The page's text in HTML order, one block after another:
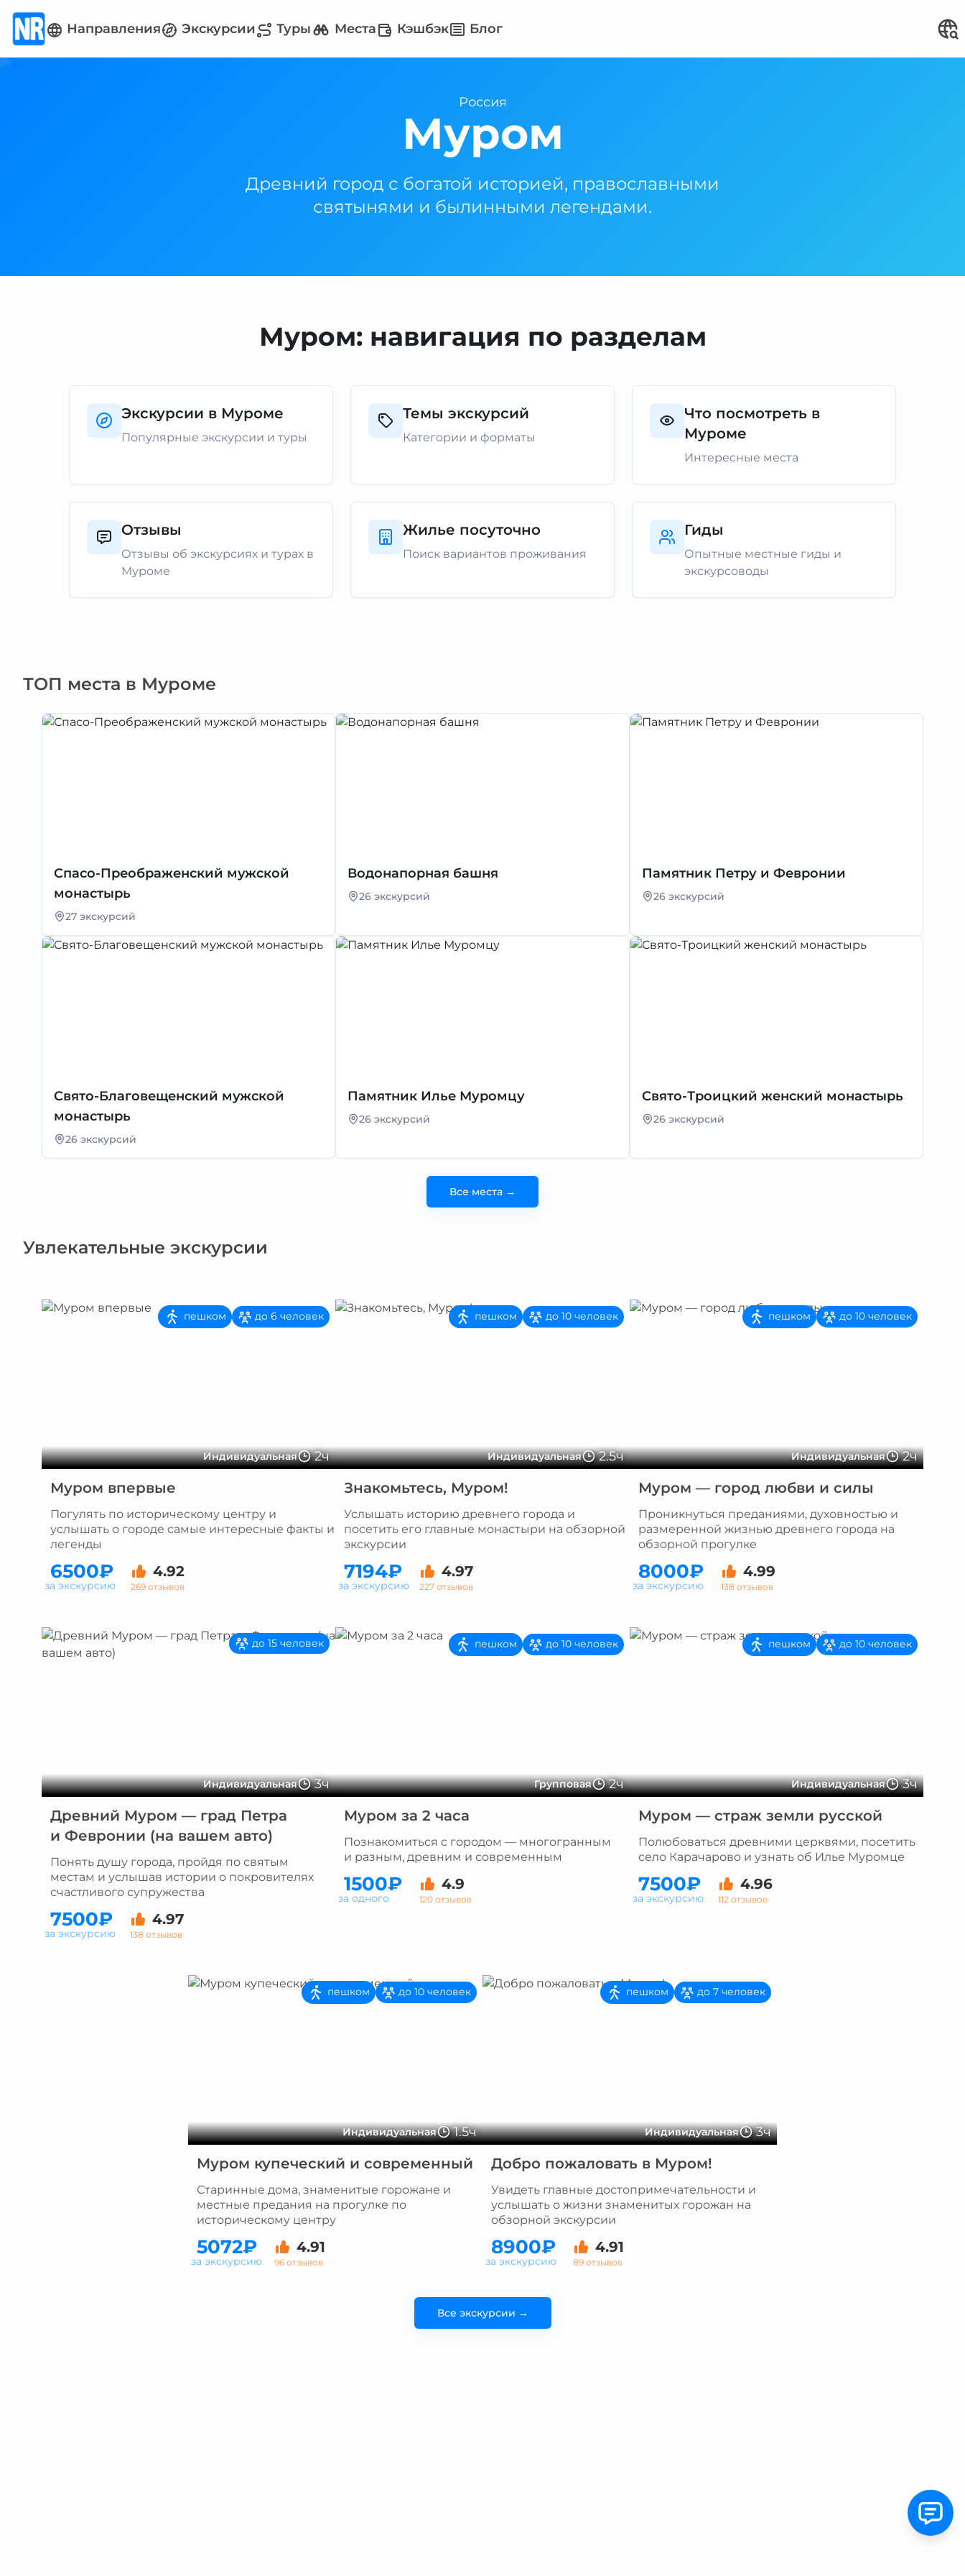
Направления Экскурсии Туры Места Кэшбэк Блог
Россия
Муром
Древний город с богатой историей, православными
святынями и былинными легендами.
Муром: навигация по разделам
Экскурсии в Муроме
Популярные экскурсии и туры
Темы экскурсий
Категории и форматы
Что посмотреть в
Муроме
Интересные места
Отзывы
Отзывы об экскурсиях и турах в
Муроме
Жилье посуточно
Поиск вариантов проживания
Гиды
Опытные местные гиды и
экскурсоводы
ТОП места в Муроме
Спасо-Преображенский мужской
монастырь
27 экскурсий
Водонапорная башня
26 экскурсий
Памятник Петру и Февронии
26 экскурсий
Свято-Благовещенский мужской
монастырь
26 экскурсий
Памятник Илье Муромцу
26 экскурсий
Свято-Троицкий женский монастырь
26 экскурсий
Все места →
Увлекательные экскурсии
Индивидуальная 2ч
пешком до 6 человек
Муром впервые
Погулять по историческому центру и
услышать о городе самые интересные факты и
легенды
6500₽ 4.92
269 отзывов
за экскурсию
Индивидуальная 2.5ч
пешком до 10 человек
Знакомьтесь, Муром!
Услышать историю древнего города и
посетить его главные монастыри на обзорной
экскурсии
7194₽ 4.97
227 отзывов
за экскурсию
Индивидуальная 2ч
пешком до 10 человек
Муром — город любви и силы
Проникнуться преданиями, духовностью и
размеренной жизнью древнего города на
обзорной прогулке
8000₽ 4.99
138 отзывов
за экскурсию
Индивидуальная 3ч
до 15 человек
Древний Муром — град Петра
и Февронии (на вашем авто)
Понять душу города, пройдя по святым
местам и услышав истории о покровителях
счастливого супружества
7500₽ 4.97
138 отзывов
за экскурсию
Групповая 2ч
пешком до 10 человек
Муром за 2 часа
Познакомиться с городом — многогранным
и разным, древним и современным
1500₽ 4.9
120 отзывов
за одного
Индивидуальная 3ч
пешком до 10 человек
Муром — страж земли русской
Полюбоваться древними церквями, посетить
село Карачарово и узнать об Илье Муромце
7500₽ 4.96
112 отзывов
за экскурсию
Индивидуальная 1.5ч
пешком до 10 человек
Муром купеческий и современный
Старинные дома, знаменитые горожане и
местные предания на прогулке по
историческому центру
5072₽ 4.91
96 отзывов
за экскурсию
Индивидуальная 3ч
пешком до 7 человек
Добро пожаловать в Муром!
Увидеть главные достопримечательности и
услышать о жизни знаменитых горожан на
обзорной экскурсии
8900₽ 4.91
89 отзывов
за экскурсию
Все экскурсии →